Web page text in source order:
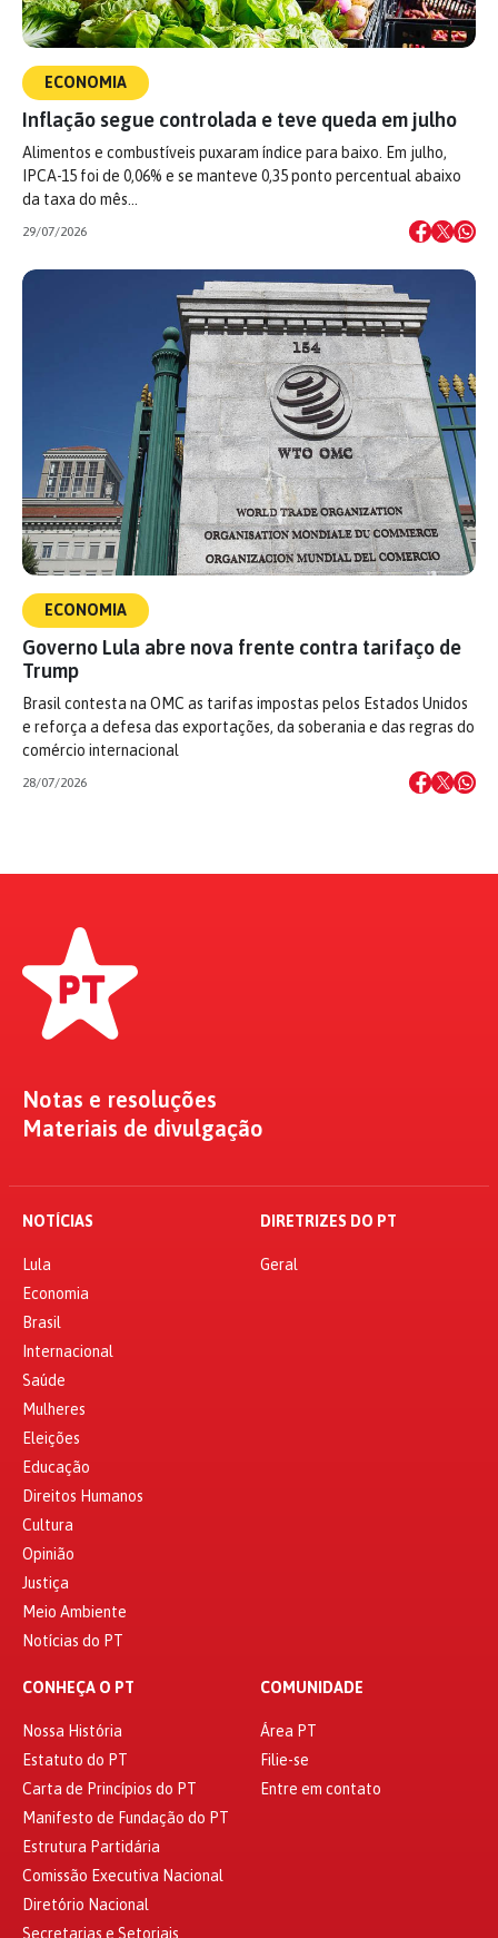
ECONOMIA
Inflação segue controlada e teve queda em julho
Alimentos e combustíveis puxaram índice para baixo. Em julho,
IPCA-15 foi de 0,06% e se manteve 0,35 ponto percentual abaixo
da taxa do mês…
29/07/2026
ECONOMIA
Governo Lula abre nova frente contra tarifaço de
Trump
Brasil contesta na OMC as tarifas impostas pelos Estados Unidos
e reforça a defesa das exportações, da soberania e das regras do
comércio internacional
28/07/2026
Notas e resoluções
Materiais de divulgação
NOTÍCIAS
Lula
Economia
Brasil
Internacional
Saúde
Mulheres
Eleições
Educação
Direitos Humanos
Cultura
Opinião
Justiça
Meio Ambiente
Notícias do PT
DIRETRIZES DO PT
Geral
CONHEÇA O PT
Nossa História
Estatuto do PT
Carta de Princípios do PT
Manifesto de Fundação do PT
Estrutura Partidária
Comissão Executiva Nacional
Diretório Nacional
Secretarias e Setoriais
COMUNIDADE
Área PT
Filie-se
Entre em contato